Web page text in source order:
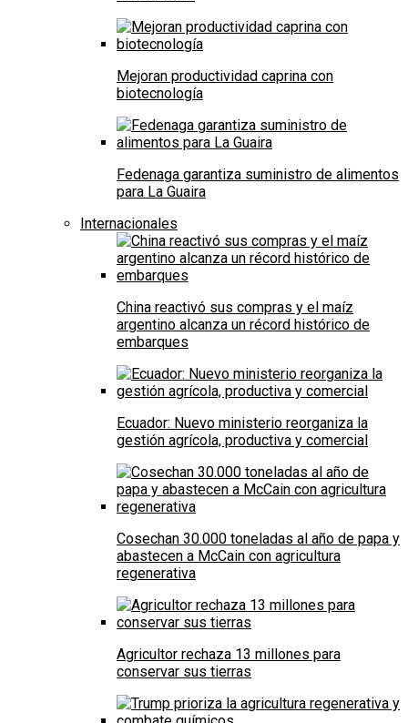
Mejoran productividad caprina con
biotecnología
Fedenaga garantiza suministro de alimentos
para La Guaira
Internacionales
China reactivó sus compras y el maíz
argentino alcanza un récord histórico de
embarques
Ecuador: Nuevo ministerio reorganiza la
gestión agrícola, productiva y comercial
Cosechan 30.000 toneladas al año de papa y
abastecen a McCain con agricultura
regenerativa
Agricultor rechaza 13 millones para
conservar sus tierras